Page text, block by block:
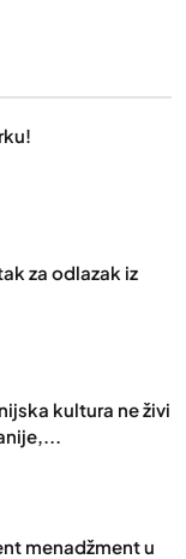
za odlazak iz
kultura ne živi
menadžment u